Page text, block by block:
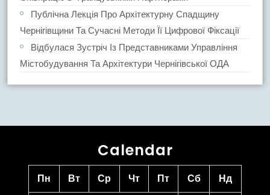
Публічна Лекція Про Архітектурну Спадщину
Чернігівщини Та Сучасні Методи Її Цифрової Фіксації
Відбулася Зустріч Із Представниками Управління
Містобудування Та Архітектури Чернігівської ОДА
Calendar
Пн Вт Ср Чт Пт Сб
Нд